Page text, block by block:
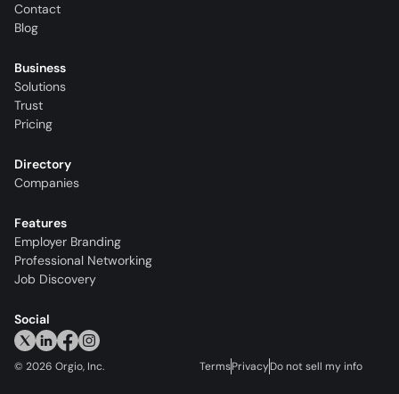
Contact
Blog
Business
Solutions
Trust
Pricing
Directory
Companies
Features
Employer Branding
Professional Networking
Job Discovery
Social
© 2026 Orgio, Inc. TermsPrivacyDo not sell my info